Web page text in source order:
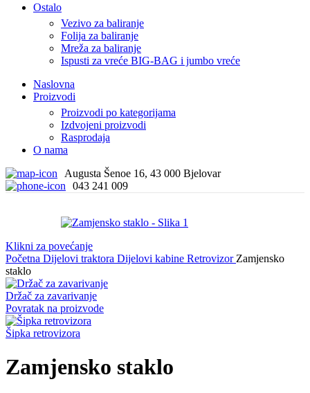
Ostalo
Vezivo za baliranje
Folija za baliranje
Mreža za baliranje
Ispusti za vreće BIG-BAG i jumbo vreće
Naslovna
Proizvodi
Proizvodi po kategorijama
Izdvojeni proizvodi
Rasprodaja
O nama
Augusta Šenoe 16, 43 000 Bjelovar
043 241 009
Klikni za povećanje
Početna Dijelovi traktora Dijelovi kabine Retrovizor Zamjensko
staklo
Držač za zavarivanje
Povratak na proizvode
Šipka retrovizora
Zamjensko staklo